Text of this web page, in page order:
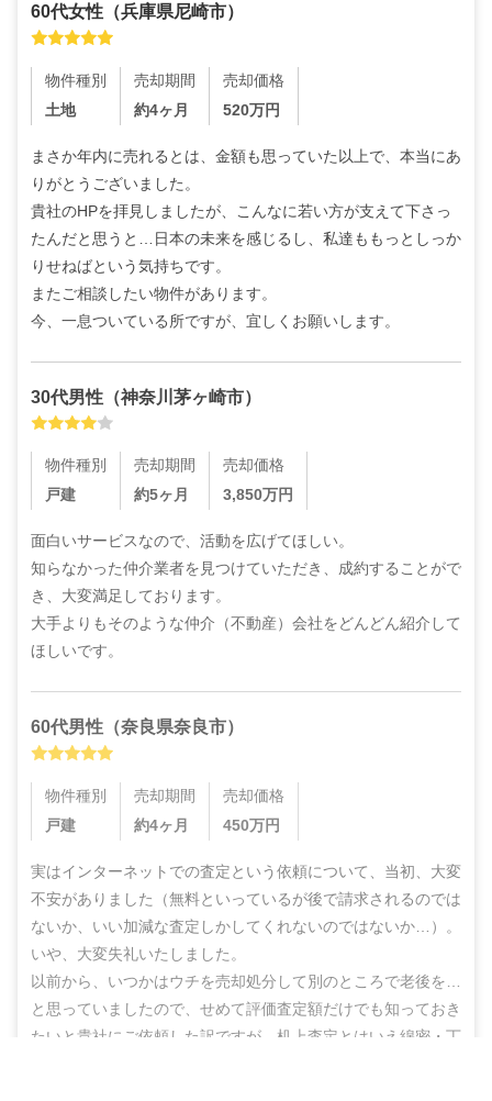
60代女性 （兵庫県尼崎市）
物件種別
土地
売却期間
約4ヶ月
売却価格
520万円
まさか年内に売れるとは、金額も思っていた以上で、本当にあ
りがとうございました。
貴社のHPを拝見しましたが、こんなに若い方が支えて下さっ
たんだと思うと…日本の未来を感じるし、私達ももっとしっか
りせねばという気持ちです。
またご相談したい物件があります。
今、一息ついている所ですが、宜しくお願いします。
30代男性 （神奈川茅ヶ崎市）
物件種別
戸建
売却期間
約5ヶ月
売却価格
3,850万円
面白いサービスなので、活動を広げてほしい。
知らなかった仲介業者を見つけていただき、成約することがで
き、大変満足しております。
大手よりもそのような仲介（不動産）会社をどんどん紹介して
ほしいです。
60代男性 （奈良県奈良市）
物件種別
戸建
売却期間
約4ヶ月
売却価格
450万円
実はインターネットでの査定という依頼について、当初、大変
不安がありました（無料といっているが後で請求されるのでは
ないか、いい加減な査定しかしてくれないのではないか…）。
いや、大変失礼いたしました。
以前から、いつかはウチを売却処分して別のところで老後を…
と思っていましたので、せめて評価査定額だけでも知っておき
たいと貴社にご依頼した訳ですが、机上査定とはいえ綿密・丁